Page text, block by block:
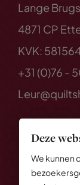
Deze
We kunnen
Lange
4871 CP
KVK:
+31 (0)76 -